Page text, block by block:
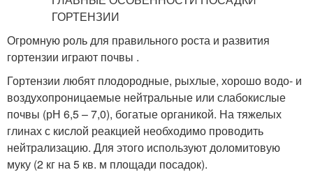
Огромную роль для правильного роста и развития
гортензии играют почвы .
Гортензии любят плодородные, рыхлые, хорошо водо- и
воздухопроницаемые нейтральные или слабокислые
почвы (рН 6,5 – 7,0), богатые органикой. На тяжелых
глинах с кислой реакцией необходимо проводить
нейтрализацию. Для этого используют доломитовую
муку (2 кг на 5 кв. м площади посадок).